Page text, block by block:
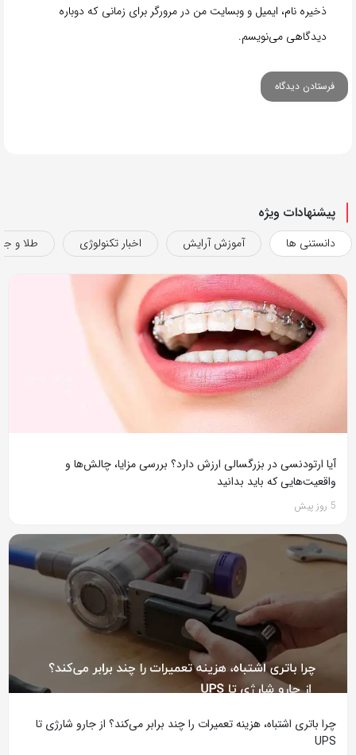
ذخیره نام، ایمیل و وبسایت من در مرورگر برای زمانی که دوباره
دیدگاهی می‌نویسم.
پیشنهادات ویژه
دانستنی ها آموزش آرایش اخبار تکنولوژی طلا و
آیا ارتودنسی در بزرگسالی ارزش دارد؟ بررسی مزایا، چالش‌ها و
واقعیت‌هایی که باید بدانید
5 روز پیش
چرا باتری اشتباه، هزینه تعمیرات را چند برابر می‌کند؟ از جارو شارژی تا
UPS